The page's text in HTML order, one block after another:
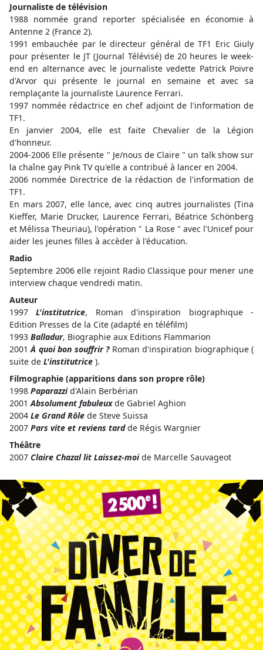
Journaliste de télévision
1988 nommée grand reporter spécialisée en économie à
Antenne 2 (France 2).
1991 embauchée par le directeur général de TF1 Eric Giuly
pour présenter le JT (Journal Télévisé) de 20 heures le week-
end en alternance avec le journaliste vedette Patrick Poivre
d'Arvor qui présente le journal en semaine et avec sa
remplaçante la journaliste Laurence Ferrari.
1997 nommée rédactrice en chef adjoint de l'information de
TF1.
En janvier 2004, elle est faite Chevalier de la Légion
d'honneur.
2004-2006 Elle présente " Je/nous de Claire " un talk show sur
la chaîne gay Pink TV qu'elle a contribué à lancer en 2004.
2006 nommée Directrice de la rédaction de l'information de
TF1.
En mars 2007, elle lance, avec cinq autres journalistes (Tina
Kieffer, Marie Drucker, Laurence Ferrari, Béatrice Schönberg
et Mélissa Theuriau), l'opération " La Rose " avec l'Unicef pour
aider les jeunes filles à accèder à l'éducation.
Radio
Septembre 2006 elle rejoint Radio Classique pour mener une
interview chaque vendredi matin.
Auteur
1997L'institutrice, Roman d'inspiration biographique -
Edition Presses de la Cite (adapté en téléfilm)
1993 Balladur, Biographie aux Editions Flammarion
2001À quoi bon souffrir ?Roman d'inspiration biographique (
suite de L'institutrice ).
Filmographie (apparitions dans son propre rôle)
1998 Paparazzid'Alain Berbérian
2001Absolument fabuleuxde Gabriel Aghion
2004 Le Grand Rôle de Steve Suissa
2007 Pars vite et reviens tardde Régis Wargnier
Théâtre
2007 Claire Chazal lit Laissez-moide Marcelle Sauvageot